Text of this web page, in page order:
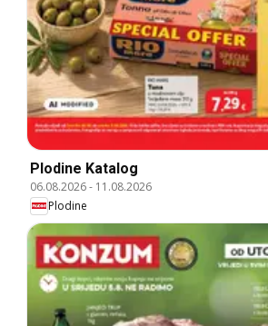
Plodine Katalog
06.08.2026- 11.08.2026
Plodine